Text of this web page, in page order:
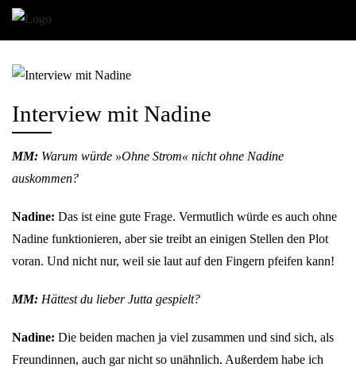
Interview mit Nadine
MM: Warum würde »Ohne Strom« nicht ohne Nadine
auskommen?
Nadine: Das ist eine gute Frage. Vermutlich würde es auch ohne
Nadine funktionieren, aber sie treibt an einigen Stellen den Plot
voran. Und nicht nur, weil sie laut auf den Fingern pfeifen kann!
MM: Hättest du lieber Jutta gespielt?
Nadine: Die beiden machen ja viel zusammen und sind sich, als
Freundinnen, auch gar nicht so unähnlich. Außerdem habe ich